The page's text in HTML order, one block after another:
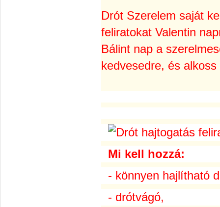
Drót Szerelem saját
feliratokat Valentin
Bálint nap a
kedvesedre, és
Mi kell hozzá:
- könnyen hajlítható
- drótvágó,